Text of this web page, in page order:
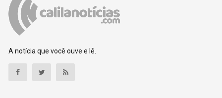
A notícia que você ouve e lê.